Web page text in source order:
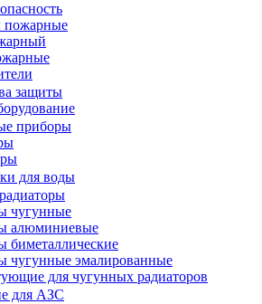
пожарные
защиты
приборы
для воды
чугунные
алюминиевые
биметаллические
чугунные эмалированные
для чугунных радиаторов
для АЗС